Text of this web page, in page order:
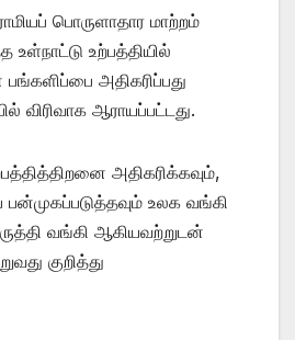
பொருளாதார மாற்றம்
உற்பத்தியில்
அதிகரிப்பது
விரிவாக ஆராயப்பட்டது.
அதிகரிக்கவும்,
உலக வங்கி
வங்கி ஆகியவற்றுடன்
குறித்து